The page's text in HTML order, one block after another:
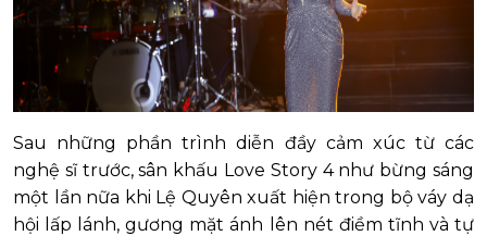
Sau những phần trình diễn đầy cảm xúc từ các
nghệ sĩ trước, sân khấu Love Story 4 như bừng sáng
một lần nữa khi Lệ Quyên xuất hiện trong bộ váy dạ
hội lấp lánh, gương mặt ánh lên nét điềm tĩnh và tự